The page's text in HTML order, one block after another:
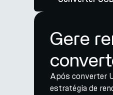
Gere
Após converter
estratégia de